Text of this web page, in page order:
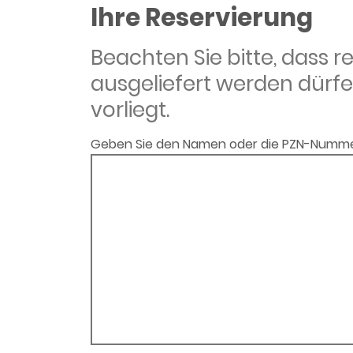
Ihre Reservierung
Beachten Sie bitte, dass
ausgeliefert werden
vorliegt.
Geben Sie den Namen oder die PZN-